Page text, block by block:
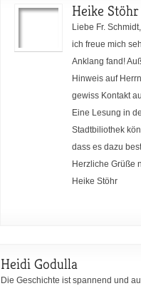
Heike Stöhr
Liebe Fr. Schmidt,
ich freue mich
Anklang fand!
Hinweis auf
gewiss Kontakt
Eine Lesung in
Stadtbiliothek
dass es dazu
Herzliche Grüße
Heike Stöhr
Heidi Godulla
Die Geschichte ist spannend und